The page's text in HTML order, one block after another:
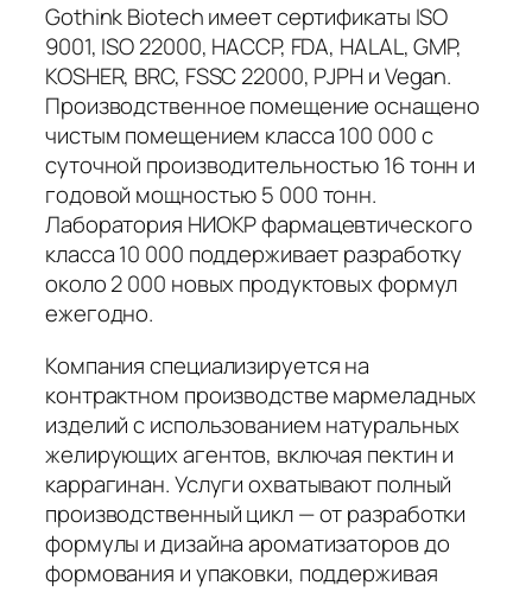
Gothink Biotech имеет сертификаты ISO
9001, ISO 22000, HACCP, FDA, HALAL, GMP,
KOSHER, BRC, FSSC 22000, PJPH и Vegan.
Производственное помещение оснащено
чистым помещением класса 100 000 с
суточной производительностью 16 тонн и
годовой мощностью 5 000 тонн.
Лаборатория НИОКР фармацевтического
класса 10 000 поддерживает разработку
около 2 000 новых продуктовых формул
ежегодно.
Компания специализируется на
контрактном производстве мармеладных
изделий с использованием натуральных
желирующих агентов, включая пектин и
каррагинан. Услуги охватывают полный
производственный цикл — от разработки
формулы и дизайна ароматизаторов до
формования и упаковки, поддерживая